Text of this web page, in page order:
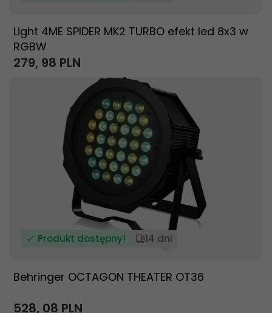
Light 4ME SPIDER MK2 TURBO efekt led 8x3 w
RGBW
279, 98 PLN
Produkt dostępny! 14 dni
Behringer OCTAGON THEATER OT36
528, 08 PLN